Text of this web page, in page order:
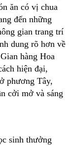
ăn có vị chua
đến những
gian trang trí
dung rõ hơn về
hàng Hoa
hiện đại,
phương Tây,
cởi mở và sáng
sinh thưởng